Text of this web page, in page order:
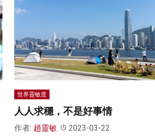
世界靈敏度
人人求穩，不是好事情
作者: 趙靈敏 2023-03-22